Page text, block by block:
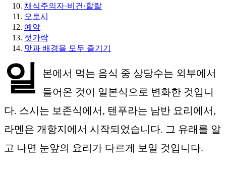
채식주의자·비건·할랄
오토시
예약
젓가락
맛과 배경을 모두 즐기기
일
본에서 먹는 음식 중 상당수는 외부에서
들어온 것이 일본식으로 변화한 것입니
다. 스시는 보존식에서, 텐푸라는 남반 요리에서,
라멘은 개항지에서 시작되었습니다. 그 유래를 알
고 나면 눈앞의 요리가 다르게 보일 것입니다.